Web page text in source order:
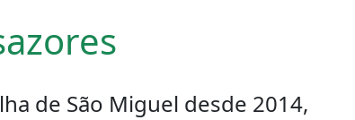
de São Miguel desde 2014,